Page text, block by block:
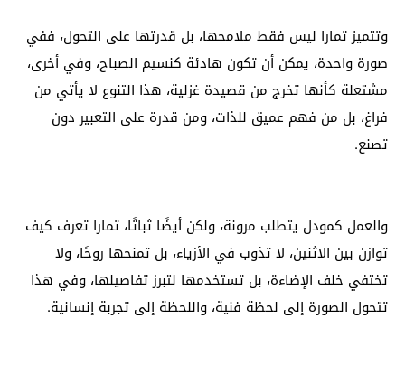
وتتميز تمارا ليس فقط ملامحها، بل قدرتها على التحول، ففي
صورة واحدة، يمكن أن تكون هادئة كنسيم الصباح، وفي أخرى،
مشتعلة كأنها تخرج من قصيدة غزلية، هذا التنوع لا يأتي من
فراغ، بل من فهم عميق للذات، ومن قدرة على التعبير دون
تصنع.
والعمل كمودل يتطلب مرونة، ولكن أيضًا ثباتًا، تمارا تعرف كيف
توازن بين الاثنين، لا تذوب في الأزياء، بل تمنحها روحًا، ولا
تختفي خلف الإضاءة، بل تستخدمها لتبرز تفاصيلها، وفي هذا
تتحول الصورة إلى لحظة فنية، واللحظة إلى تجربة إنسانية.